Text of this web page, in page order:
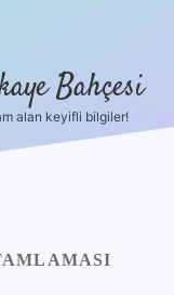
Bahçesi
alan keyifli bilgiler!